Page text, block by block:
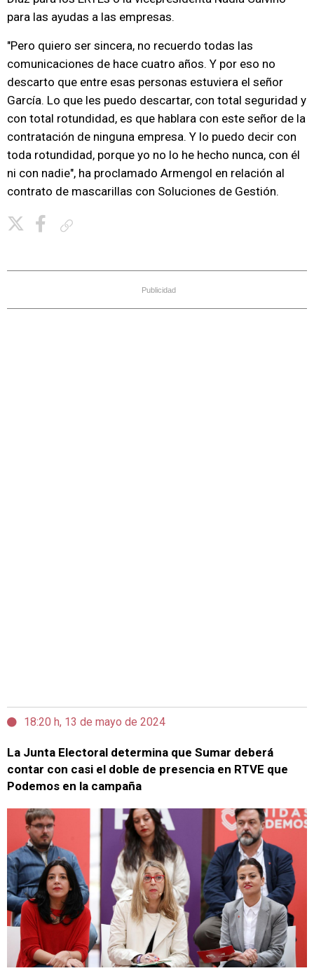
para las ayudas a las empresas.
"Pero quiero ser sincera, no recuerdo todas las
comunicaciones de hace cuatro años. Y por eso no
descarto que entre esas personas estuviera el señor
García. Lo que les puedo descartar, con total seguridad y
con total rotundidad, es que hablara con este señor de la
contratación de ninguna empresa. Y lo puedo decir con
toda rotundidad, porque yo no lo he hecho nunca, con él
ni con nadie", ha proclamado Armengol en relación al
contrato de mascarillas con Soluciones de Gestión.
Publicidad
18:20 h, 13 de mayo de 2024
La Junta Electoral determina que Sumar deberá
contar con casi el doble de presencia en RTVE que
Podemos en la campaña